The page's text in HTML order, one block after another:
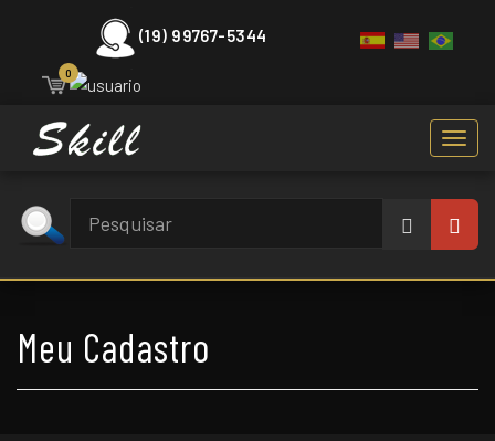
(19) 99767-5344
0
Meu Cadastro